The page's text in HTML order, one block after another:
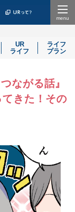
UR
ライフ
ライフ
プラン
ながる話』
きた！その